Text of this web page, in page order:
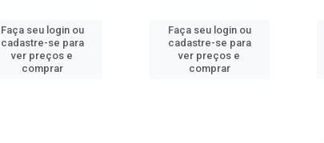
Faça seu login ou
cadastre-se para
ver preços e
comprar
Faça seu login ou
cadastre-se para
ver preços e
comprar